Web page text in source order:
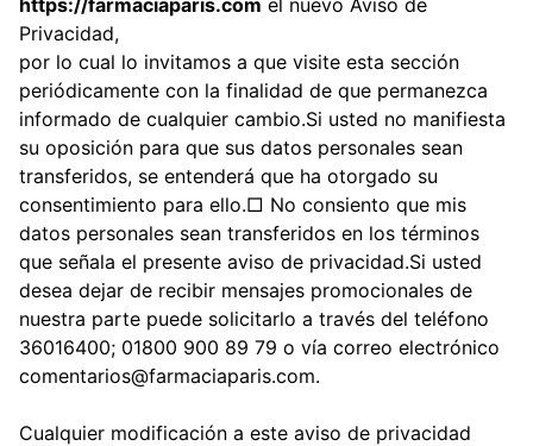
https://farmaciaparis.com el nuevo Aviso de
Privacidad,
por lo cual lo invitamos a que visite esta sección
periódicamente con la finalidad de que permanezca
informado de cualquier cambio.Si usted no manifiesta
su oposición para que sus datos personales sean
transferidos, se entenderá que ha otorgado su
consentimiento para ello.□ No consiento que mis
datos personales sean transferidos en los términos
que señala el presente aviso de privacidad.Si usted
desea dejar de recibir mensajes promocionales de
nuestra parte puede solicitarlo a través del teléfono
36016400; 01800 900 89 79 o vía correo electrónico
comentarios@farmaciaparis.com.
Cualquier modificación a este aviso de privacidad